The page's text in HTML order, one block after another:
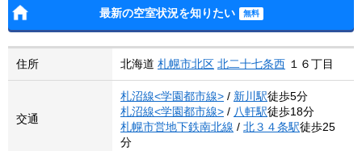
最新の空室状況を知りたい
住所 北海道 札幌市北区 北二十七条西 １６丁目
交通
札沼線<学園都市線> / 新川駅徒歩5分
札沼線<学園都市線> / 八軒駅徒歩18分
札幌市営地下鉄南北線 / 北３４条駅徒歩25
分